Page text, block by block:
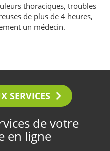
thoraciques, troubles
de plus de 4 heures,
un médecin.
SERVICES
de votre
en ligne